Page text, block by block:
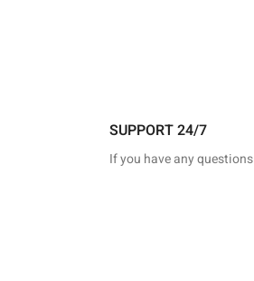
24/7 SUPPORT
If you have any questions